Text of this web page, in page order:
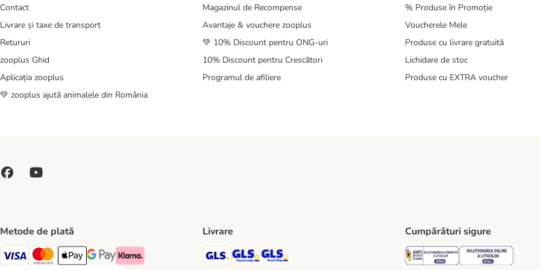
Contact
Livrare și taxe de transport
Retururi
zooplus Ghid
Aplicația zooplus
💚 zooplus ajută animalele din România
Magazinul de Recompense
Avantaje & vouchere zooplus
💚 10% Discount pentru ONG-uri
10% Discount pentru Crescători
Programul de afiliere
% Produse în Promoție
Voucherele Mele
Produse cu livrare gratuită
Lichidare de stoc
Produse cu EXTRA voucher
Metode de plată
Visa Payment Method
Master Card Payment Method
Apple Pay Payment Method
Google Pay Payment Method
Klarna Payment Method
Livrare
GLS Shipping Method
GLS Locker Shipping Method
GLS Parcel Shop Shipping Method
Cumpărături sigure
Security